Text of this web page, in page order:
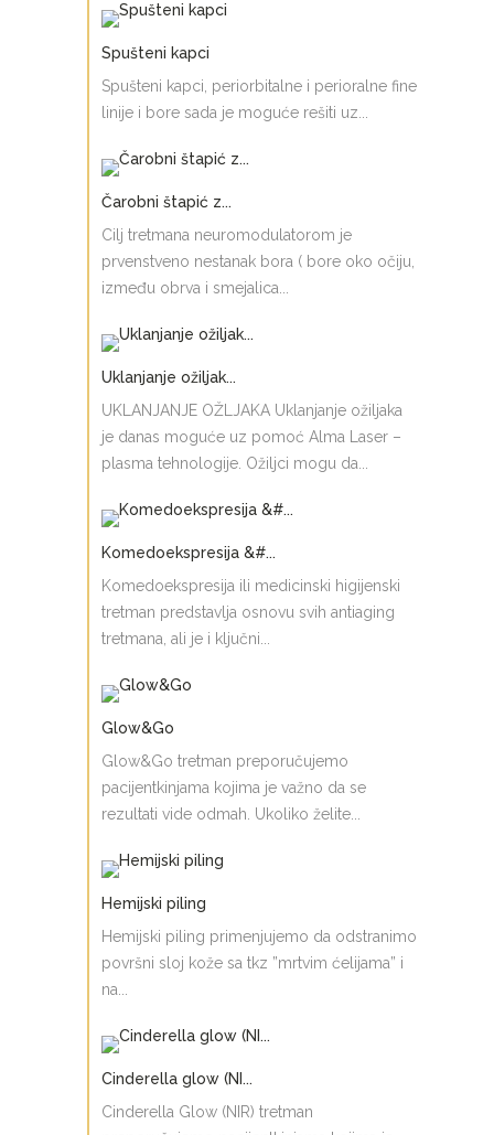
Spušteni kapci
Spušteni kapci, periorbitalne i perioralne fine
linije i bore sada je moguće rešiti uz...
Čarobni štapić z...
Cilj tretmana neuromodulatorom je
prvenstveno nestanak bora ( bore oko očiju,
između obrva i smejalica...
Uklanjanje ožiljak...
UKLANJANJE OŽLJAKA Uklanjanje ožiljaka
je danas moguće uz pomoć Alma Laser –
plasma tehnologije. Ožiljci mogu da...
Komedoekspresija &#...
Komedoekspresija ili medicinski higijenski
tretman predstavlja osnovu svih antiaging
tretmana, ali je i ključni...
Glow&Go
Glow&Go tretman preporučujemo
pacijentkinjama kojima je važno da se
rezultati vide odmah. Ukoliko želite...
Hemijski piling
Hemijski piling primenjujemo da odstranimo
površni sloj kože sa tkz ”mrtvim ćelijama” i
na...
Cinderella glow (NI...
Cinderella Glow (NIR) tretman